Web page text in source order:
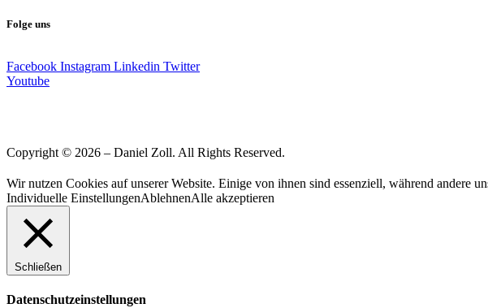
Folge uns
Facebook Instagram Linkedin Twitter
Youtube
Copyright © 2026 – Daniel Zoll. All Rights Reserved.
Wir nutzen Cookies auf unserer Website. Einige von ihnen sind essenziell, während andere
Individuelle EinstellungenAblehnenAlle akzeptieren
Schließen
Datenschutzeinstellungen